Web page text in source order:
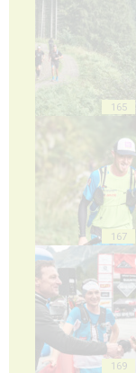
165
167
169